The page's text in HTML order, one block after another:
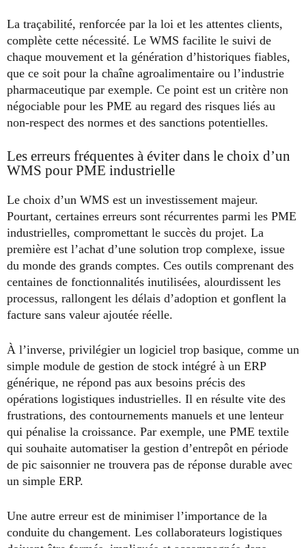
La traçabilité, renforcée par la loi et les attentes clients,
complète cette nécessité. Le WMS facilite le suivi de
chaque mouvement et la génération d’historiques fiables,
que ce soit pour la chaîne agroalimentaire ou l’industrie
pharmaceutique par exemple. Ce point est un critère non
négociable pour les PME au regard des risques liés au
non-respect des normes et des sanctions potentielles.
Les erreurs fréquentes à éviter dans le choix d’un
WMS pour PME industrielle
Le choix d’un WMS est un investissement majeur.
Pourtant, certaines erreurs sont récurrentes parmi les PME
industrielles, compromettant le succès du projet. La
première est l’achat d’une solution trop complexe, issue
du monde des grands comptes. Ces outils comprenant des
centaines de fonctionnalités inutilisées, alourdissent les
processus, rallongent les délais d’adoption et gonflent la
facture sans valeur ajoutée réelle.
À l’inverse, privilégier un logiciel trop basique, comme un
simple module de gestion de stock intégré à un ERP
générique, ne répond pas aux besoins précis des
opérations logistiques industrielles. Il en résulte vite des
frustrations, des contournements manuels et une lenteur
qui pénalise la croissance. Par exemple, une PME textile
qui souhaite automatiser la gestion d’entrepôt en période
de pic saisonnier ne trouvera pas de réponse durable avec
un simple ERP.
Une autre erreur est de minimiser l’importance de la
conduite du changement. Les collaborateurs logistiques